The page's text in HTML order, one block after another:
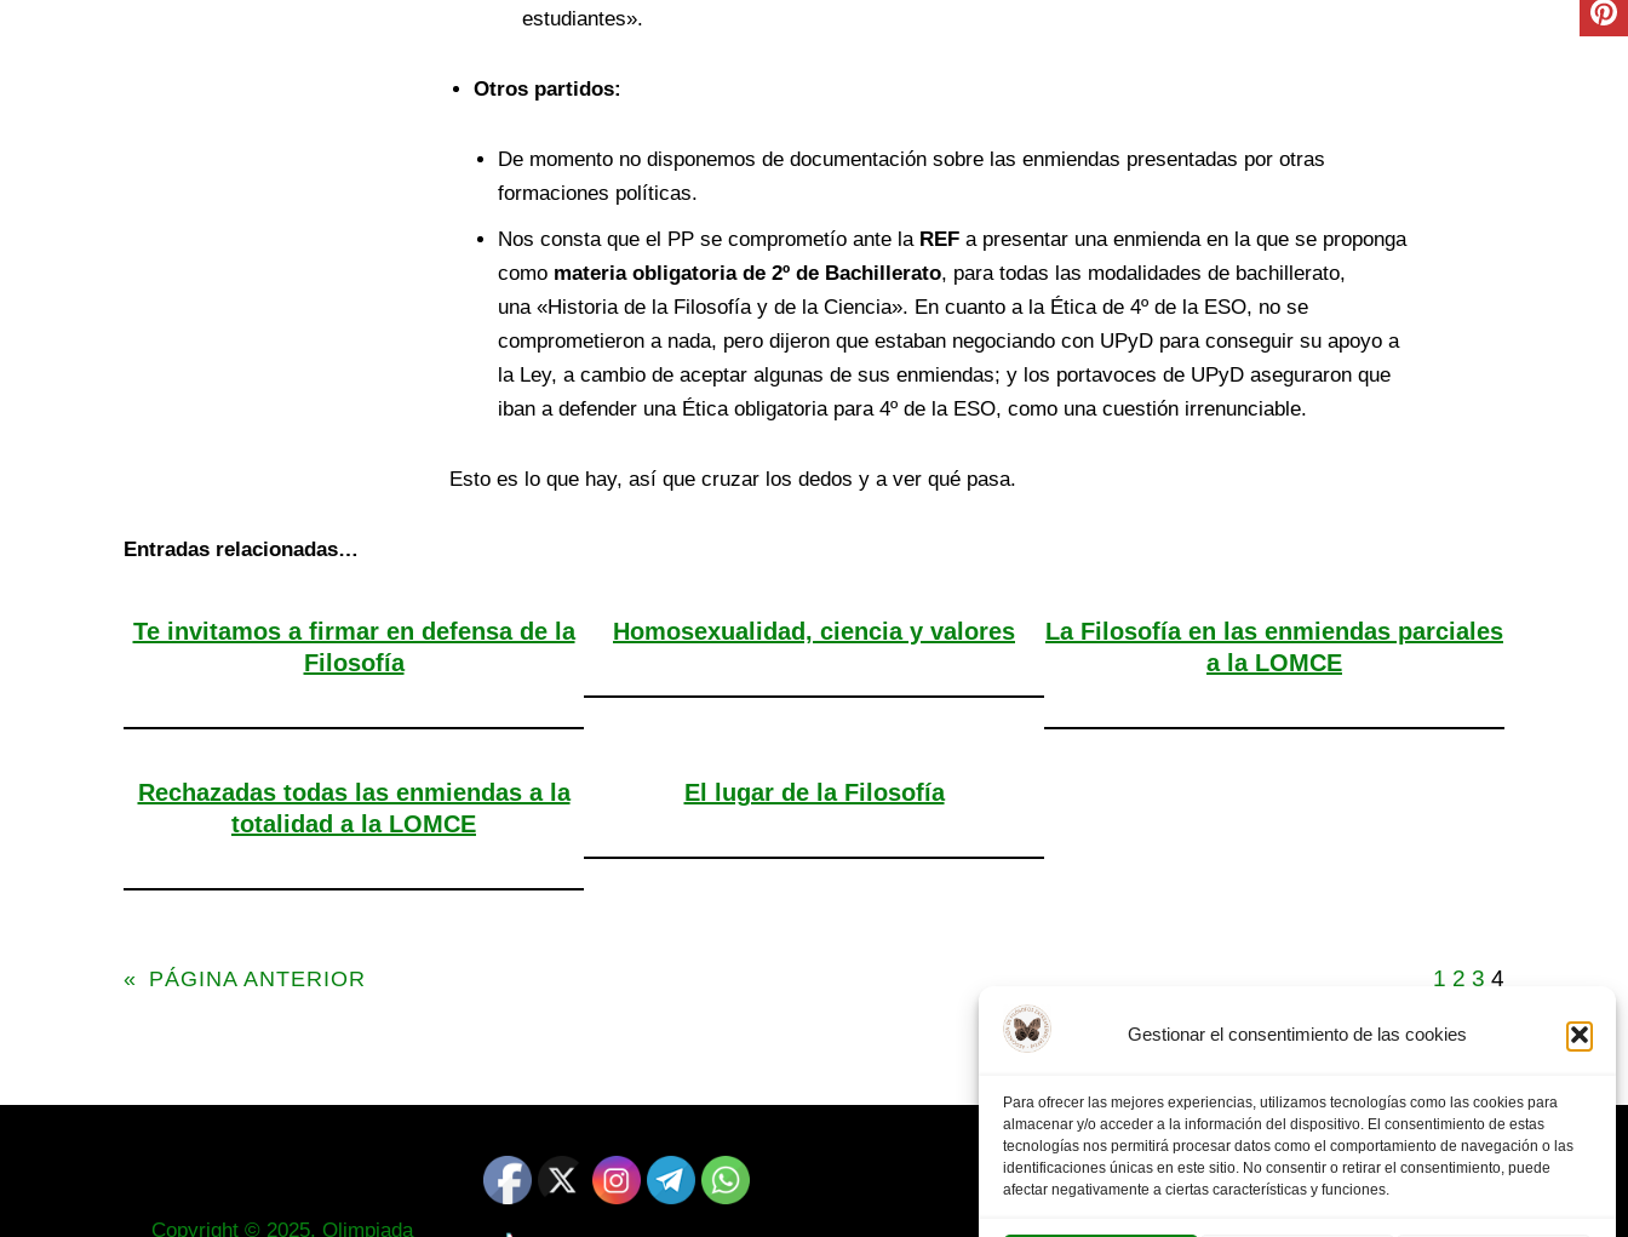
Gestionar el consentimiento de las cookies
Para ofrecer las mejores experiencias, utilizamos tecnologías como las cookies para
almacenar y/o acceder a la información del dispositivo. El consentimiento de estas
tecnologías nos permitirá procesar datos como el comportamiento de navegación o las
identificaciones únicas en este sitio. No consentir o retirar el consentimiento, puede
afectar negativamente a ciertas características y funciones.
estudiantes».
Otros partidos:
De momento no disponemos de documentación sobre las enmiendas presentadas por otras
formaciones políticas.
Nos consta que el PP se comprometío ante la REF a presentar una enmienda en la que se proponga
como materia obligatoria de 2º de Bachillerato, para todas las modalidades de bachillerato,
una «Historia de la Filosofía y de la Ciencia». En cuanto a la Ética de 4º de la ESO, no se
comprometieron a nada, pero dijeron que estaban negociando con UPyD para conseguir su apoyo a
la Ley, a cambio de aceptar algunas de sus enmiendas; y los portavoces de UPyD aseguraron que
iban a defender una Ética obligatoria para 4º de la ESO, como una cuestión irrenunciable.
Esto es lo que hay, así que cruzar los dedos y a ver qué pasa.
Entradas relacionadas…
Te invitamos a firmar en defensa de la
Filosofía
Homosexualidad, ciencia y valores
La Filosofía en las enmiendas parciales
a la LOMCE
Rechazadas todas las enmiendas a la
totalidad a la LOMCE
El lugar de la Filosofía
« PÁGINA ANTERIOR 1 2 3 4
Copyright © 2025. Olimpiada
POLITICA DE PRIVACIDAD